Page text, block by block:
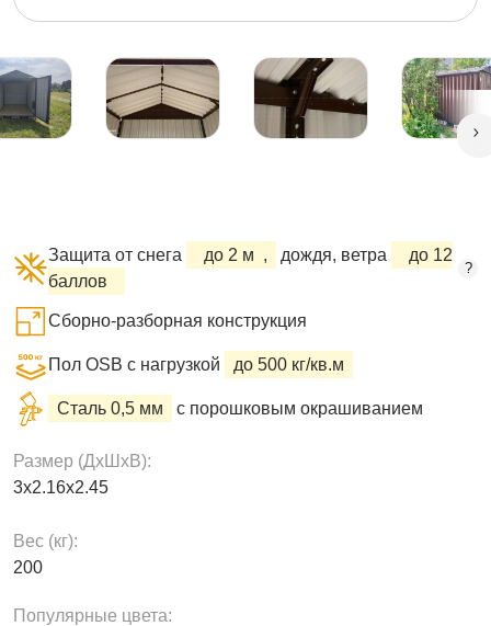
Защита от снега до 2 м , дождя, ветра
до 12
баллов
?
Сборно-разборная конструкция
Пол OSB с нагрузкой до 500 кг/кв.м
Сталь 0,5 мм с порошковым окрашиванием
Размер (ДxШxВ):
3х2.16х2.45
Вес (кг):
200
Популярные цвета: